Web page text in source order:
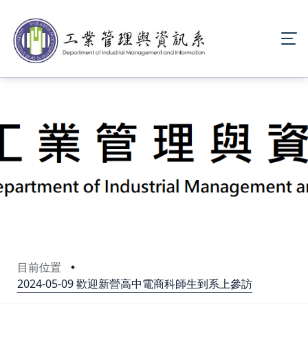
目前位置
2024-05-09 歡迎新營高中電商科師生到系上參訪